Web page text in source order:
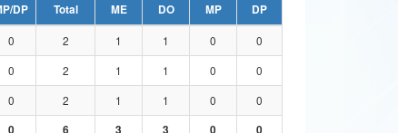
DP Total ME DO MP
DP
0 2 1 1 0
0
0 2 1 1 0
0
0 2 1 1 0
0
0 6 3 3 0 0